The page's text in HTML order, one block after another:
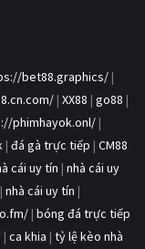
bet88.graphics/ |
| XX88 | go88 |
phimhayok.onl/ |
| đá gà trực tiếp | CM88
cái uy tín | nhà cái uy
| nhà cái uy tín |
| bóng đá trực tiếp
| ca khia | tỷ lệ kèo nhà